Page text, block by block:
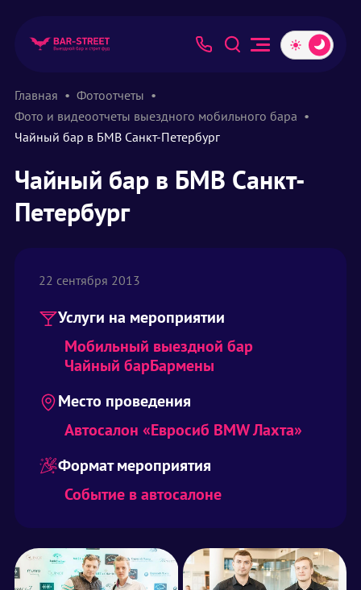
Главная
Фотоотчеты
Фото и видеоотчеты выездного мобильного бара
Чайный бар в БМВ Санкт-Петербург
Чайный бар в БМВ Санкт-
Петербург
22 сентября 2013
Услуги на мероприятии
Мобильный выездной бар
Чайный барБармены
Место проведения
Автосалон «Евросиб BMW Лахта»
Формат мероприятия
Событие в автосалоне